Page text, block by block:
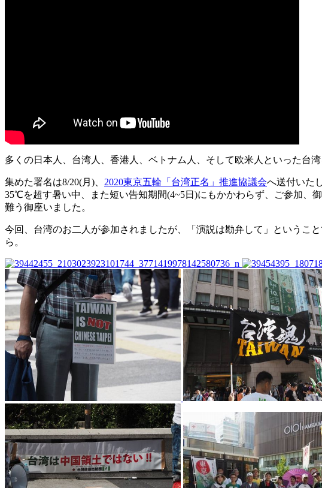
多くの日本人、台湾人、香港人、ベトナム人、そして欧米人といった台
集めた署名は8/20(月)、 2020東京五輪「台湾正名」推進協議会へ送付いた
35℃を超す暑い中、また短い告知期間(4~5日)にもかかわらず、ご参加、
難う御座いました。
今回、台湾のお二人が参加されましたが、「演説は勘弁して」というこ
ら。